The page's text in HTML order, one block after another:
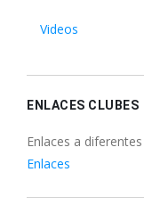
Videos
ENLACES CLUBES
Enlaces a
Enlaces